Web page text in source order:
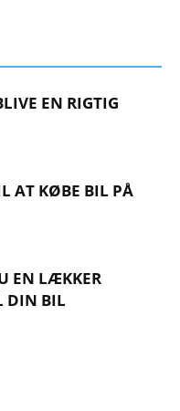
EN RIGTIG
AT KØBE BIL PÅ
EN LÆKKER
DIN BIL